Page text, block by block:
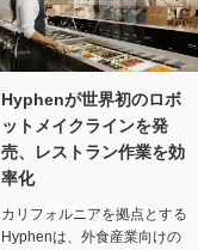
Hyphenが世界初のロボ
ットメイクラインを発
売、レストラン作業を効
率化
カリフォルニアを拠点とする
Hyphenは、外食産業向けの